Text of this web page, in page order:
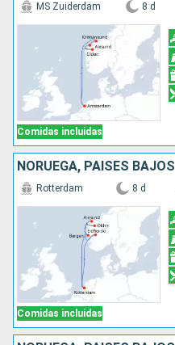
Comidas incluidas
MS Zuiderdam 8 d
NORUEGA, PAISES BAJOS
Comidas incluidas
Rotterdam 8 d